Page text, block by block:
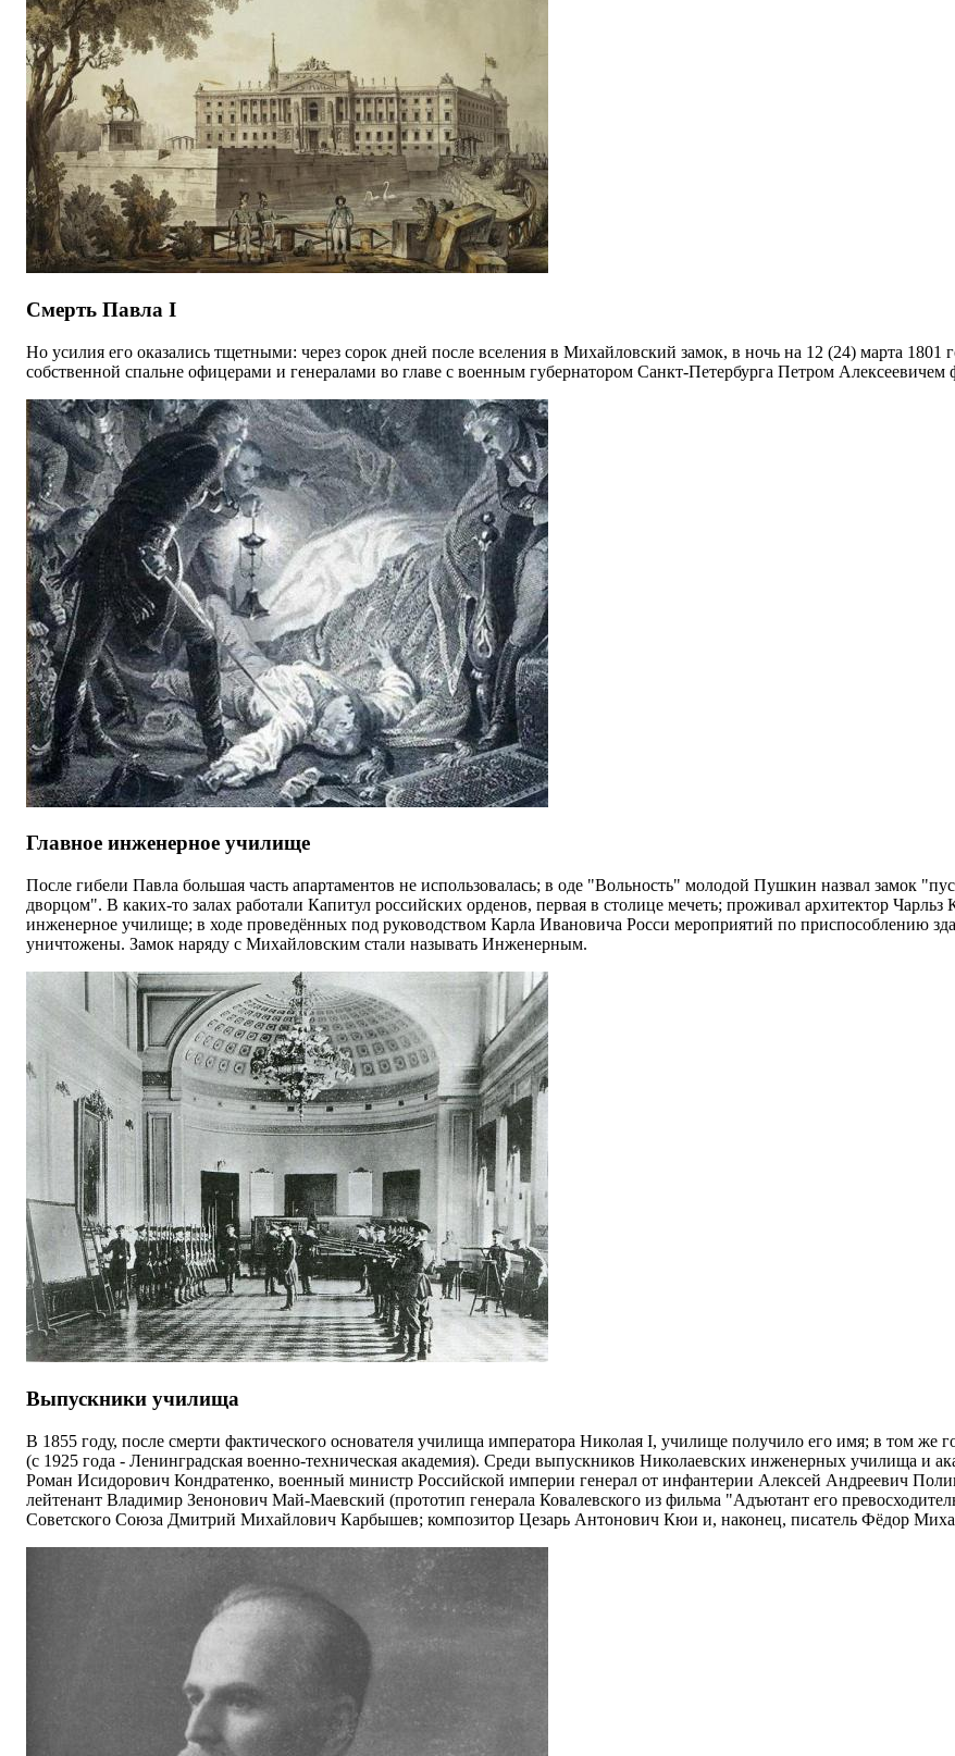
Смерть Павла I
Но усилия его оказались тщетными: через сорок дней после вселения в Михайловский замок, в ночь на 12 (24) марта
собственной спальне офицерами и генералами во главе с военным губернатором Санкт-Петербурга Петром
Главное инженерное училище
После гибели Павла большая часть апартаментов не использовалась; в оде "Вольность" молодой Пушкин назвал замок
дворцом". В каких-то залах работали Капитул российских орденов, первая в столице мечеть; проживал архитектор
инженерное училище; в ходе проведённых под руководством Карла Ивановича Росси мероприятий по приспособлению
уничтожены. Замок наряду с Михайловским стали называть Инженерным.
Выпускники училища
В 1855 году, после смерти фактического основателя училища императора Николая I, училище получило его имя; в том же
(с 1925 года - Ленинградская военно-техническая академия). Среди выпускников Николаевских инженерных училища и
Роман Исидорович Кондратенко, военный министр Российской империи генерал от инфантерии Алексей Андреевич
лейтенант Владимир Зенонович Май-Маевский (прототип генерала Ковалевского из фильма "Адъютант его
Советского Союза Дмитрий Михайлович Карбышев; композитор Цезарь Антонович Кюи и, наконец, писатель Фёдор